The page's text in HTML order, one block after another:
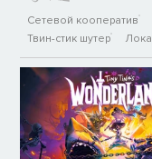
Сетевой кооператив
Твин-стик шутер